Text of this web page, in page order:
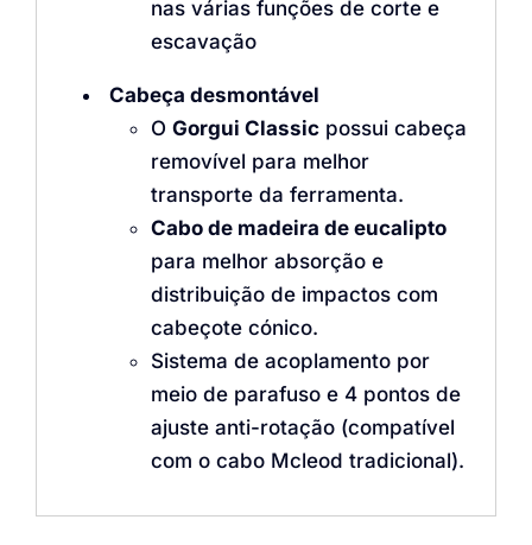
nas várias funções de corte e
escavação
Cabeça desmontável
O Gorgui Classicpossui cabeça
removível para melhor
transporte da ferramenta.
Cabo de madeira de eucalipto
para melhor absorção e
distribuição de impactos com
cabeçote cónico.
Sistema de acoplamento por
meio de parafuso e 4 pontos de
ajuste anti-rotação (compatível
com o cabo Mcleod tradicional).